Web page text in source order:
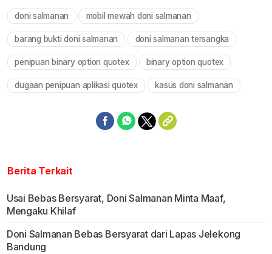
doni salmanan mobil mewah doni salmanan
barang bukti doni salmanan doni salmanan tersangka
penipuan binary option quotex binary option quotex
dugaan penipuan aplikasi quotex kasus doni salmanan
Berita Terkait
Usai Bebas Bersyarat, Doni Salmanan Minta Maaf,
Mengaku Khilaf
Doni Salmanan Bebas Bersyarat dari Lapas Jelekong
Bandung